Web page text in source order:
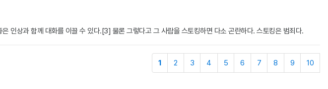
인상과 함께 대화를 이끌 수 있다.[3] 물론 그렇다고 그 사람을 스토킹하면 다소 곤란하다. 스토킹은 범죄다.
1 2 3 4 5 6 7 8 9 10